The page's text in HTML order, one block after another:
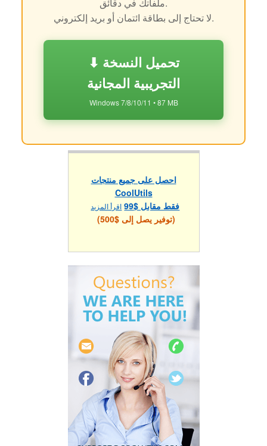
لا تحتاج إلى بطاقة ائتمان أو بريد إلكتروني.
⬇ تحميل النسخة
التجريبية المجانية
Windows 7/8/10/11 • 87 MB
احصل على جميع منتجات
CoolUtils
فقط مقابل $99
اقرأ المزيد
(توفير يصل إلى $500)